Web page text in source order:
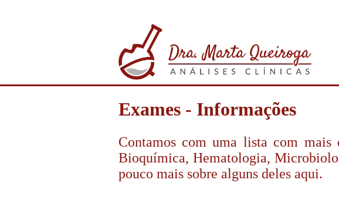
Exames - Informações
Contamos com uma lista com mais
Bioquímica, Hematologia,
pouco mais sobre alguns deles aqui.